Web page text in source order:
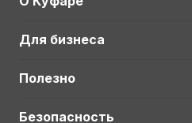
Для бизнеса
Полезно
Безопасность